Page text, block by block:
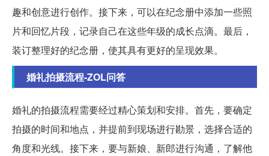
趣和创意进行创作。接下来，可以在纪念册中添加一些照
片和回忆片段，记录自己在这些年级的成长点滴。最后，
装订整理好的纪念册，使其具有更好的呈现效果。
婚礼拍摄流程-ZOL问答
婚礼的拍摄流程需要经过精心策划和安排。首先，要确定
拍摄的时间和地点，并提前到现场进行勘景，选择合适的
角度和光线。接下来，要与新娘、新郎进行沟通，了解他